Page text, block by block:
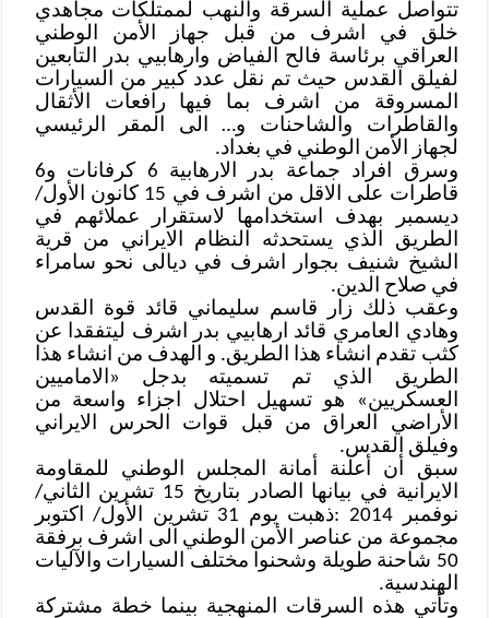
تتواصل عملية السرقة والنهب لممتلكات مجاهدي
خلق في اشرف من قبل جهاز الأمن الوطني
العراقي برئاسة فالح الفياض وارهابيي بدر التابعين
لفيلق القدس حيث تم نقل عدد كبير من السيارات
المسروقة من اشرف بما فيها رافعات الأثقال
والقاطرات والشاحنات و… الى المقر الرئيسي
لجهاز الأمن الوطني في بغداد.
وسرق افراد جماعة بدر الارهابية 6 كرفانات و6
قاطرات على الاقل من اشرف في 15 كانون الأول/
ديسمبر بهدف استخدامها لاستقرار عملائهم في
الطريق الذي يستحدثه النظام الايراني من قرية
الشيخ شنيف بجوار اشرف في ديالى نحو سامراء
في صلاح الدين.
وعقب ذلك زار قاسم سليماني قائد قوة القدس
وهادي العامري قائد ارهابيي بدر اشرف ليتفقدا عن
كثب تقدم انشاء هذا الطريق. و الهدف من انشاء هذا
الطريق الذي تم تسميته بدجل «الاماميين
العسكريين» هو تسهيل احتلال اجزاء واسعة من
الأراضي العراق من قبل قوات الحرس الايراني
وفيلق القدس.
سبق أن أعلنة أمانة المجلس الوطني للمقاومة
الايرانية في بيانها الصادر بتاريخ 15 تشرين الثاني/
نوفمبر 2014 :ذهبت يوم 31 تشرين الأول/ اكتوبر
مجموعة من عناصر الأمن الوطني الى اشرف برفقة
50 شاحنة طويلة وشحنوا مختلف السيارات والآليات
الهندسية.
وتأتي هذه السرقات المنهجية بينما خطة مشتركة